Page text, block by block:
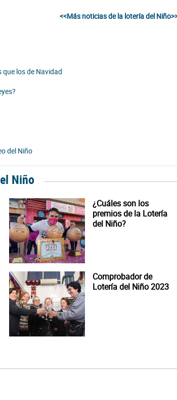
<<Más noticias de la lotería del
los de Navidad
del Niño
Niño
¿Cuáles son los
premios de la Lotería
del Niño?
Comprobador de
Lotería del Niño 2023